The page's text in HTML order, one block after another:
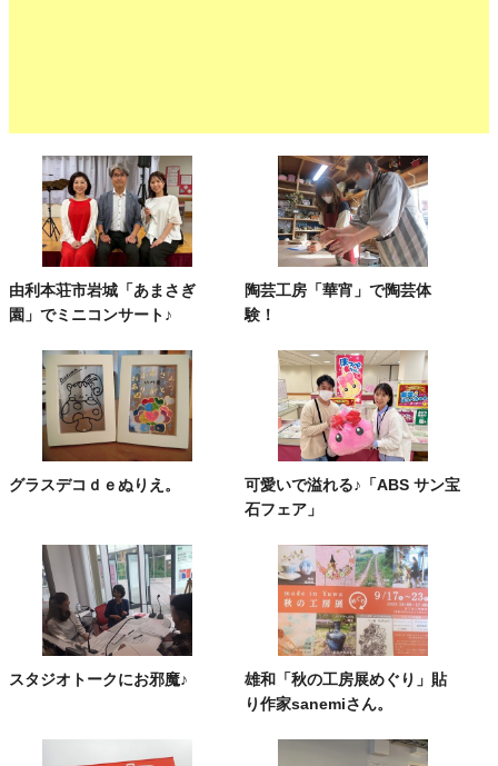
由利本荘市岩城「あまさぎ
園」でミニコンサート♪
陶芸工房「華宵」で陶芸体
験！
グラスデコｄｅぬりえ。
可愛いで溢れる♪「ABS サン宝
石フェア」
スタジオトークにお邪魔♪
雄和「秋の工房展めぐり」貼
り作家sanemiさん。